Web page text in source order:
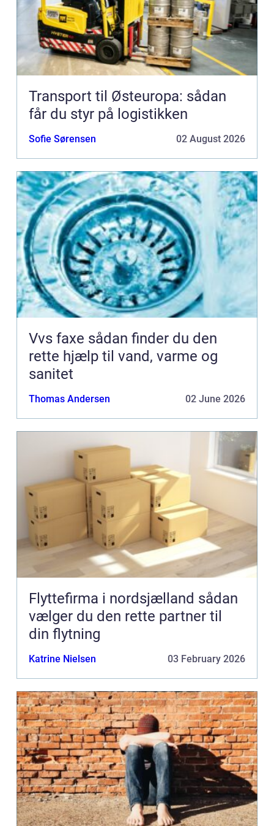
Transport til Østeuropa: sådan
får du styr på logistikken
Sofie Sørensen 02 August 2026
Vvs faxe sådan finder du den
rette hjælp til vand, varme og
sanitet
Thomas Andersen 02 June 2026
Flyttefirma i nordsjælland sådan
vælger du den rette partner til
din flytning
Katrine Nielsen 03 February 2026